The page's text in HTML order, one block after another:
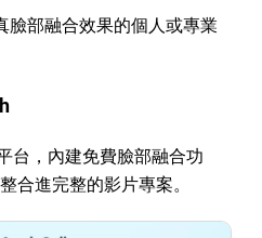
臉部融合效果的個人或專業
台，內建免費臉部融合功
合進完整的影片專案。